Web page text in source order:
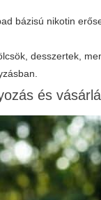
bázisú nikotin
desszertek,
és